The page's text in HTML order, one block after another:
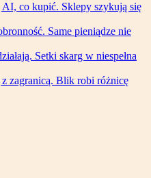
co kupić. Sklepy szykują się
Same pieniądze nie
Setki skarg w niespełna
zagranicą. Blik robi różnicę